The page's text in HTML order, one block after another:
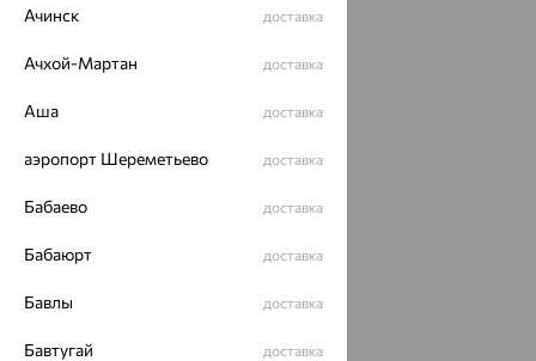
Акции
Доставка
Покупателям
ул. Зегеля, 27/2
8 (800) 250-02-30
Ачинск доставка
Ачхой-Мартан доставка
Аша доставка
аэропорт Шереметьево доставка
Бабаево доставка
Бабаюрт доставка
Бавлы доставка
Бавтугай доставка